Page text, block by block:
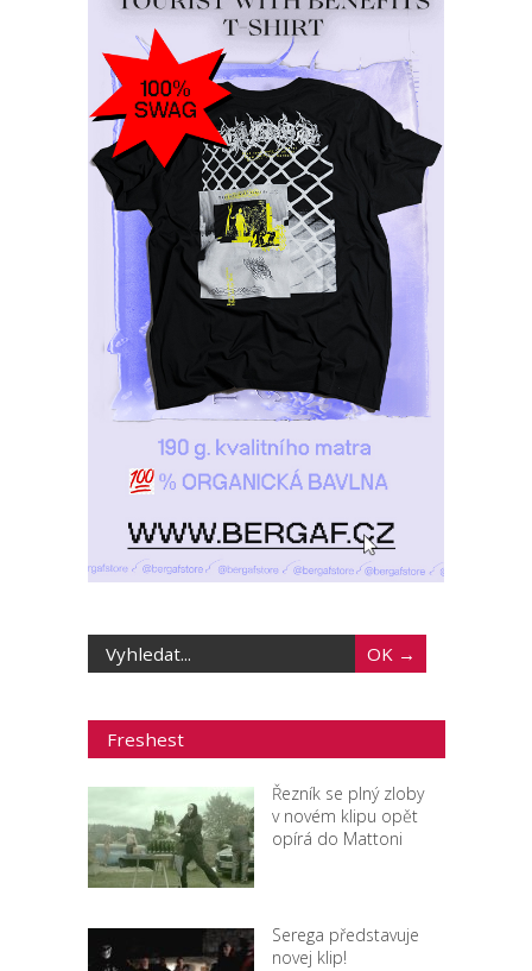
Freshest
Řezník se plný zloby
v novém klipu opět
opírá do Mattoni
Serega představuje
novej klip!